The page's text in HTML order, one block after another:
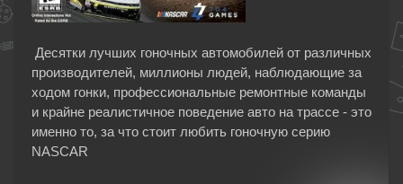
Десятки лучших гоночных автомобилей от различных
производителей, миллионы людей, наблюдающие за
ходом гонки, профессиональные ремонтные команды
и крайне реалистичное поведение авто на трассе - это
именно то, за что стоит любить гоночную серию
NASCAR